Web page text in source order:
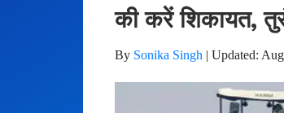
की करें शिकायत,
By Sonika Singh | Updated: